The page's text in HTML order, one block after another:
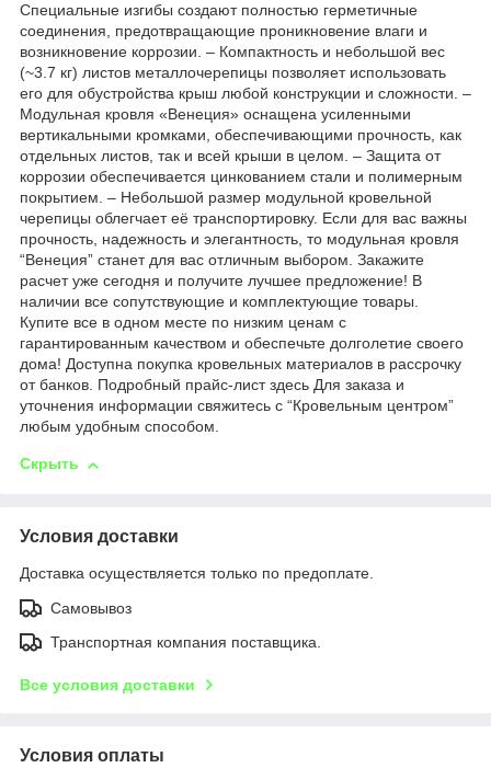
Специальные изгибы создают полностью герметичные
соединения, предотвращающие проникновение влаги и
возникновение коррозии. – Компактность и небольшой вес
(~3.7 кг) листов металлочерепицы позволяет использовать
его для обустройства крыш любой конструкции и сложности. –
Модульная кровля «Венеция» оснащена усиленными
вертикальными кромками, обеспечивающими прочность, как
отдельных листов, так и всей крыши в целом. – Защита от
коррозии обеспечивается цинкованием стали и полимерным
покрытием. – Небольшой размер модульной кровельной
черепицы облегчает её транспортировку. Если для вас важны
прочность, надежность и элегантность, то модульная кровля
“Венеция” станет для вас отличным выбором. Закажите
расчет уже сегодня и получите лучшее предложение! В
наличии все сопутствующие и комплектующие товары.
Купите все в одном месте по низким ценам с
гарантированным качеством и обеспечьте долголетие своего
дома! Доступна покупка кровельных материалов в рассрочку
от банков. Подробный прайс-лист здесь Для заказа и
уточнения информации свяжитесь с “Кровельным центром”
любым удобным способом.
Скрыть
Условия доставки
Доставка осуществляется только по предоплате.
Самовывоз
Транспортная компания поставщика.
Все условия доставки
Условия оплаты